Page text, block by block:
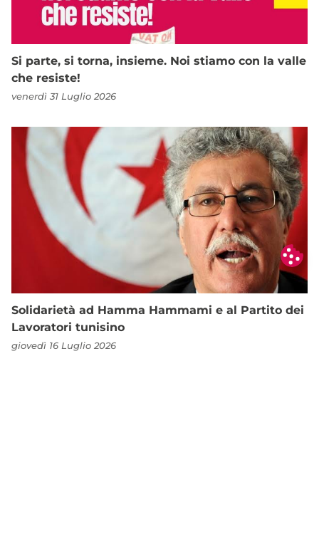
Si parte, si torna, insieme. Noi stiamo con la valle
che resiste!
venerdì 31 Luglio 2026
Solidarietà ad Hamma Hammami e al Partito dei
Lavoratori tunisino
giovedì 16 Luglio 2026